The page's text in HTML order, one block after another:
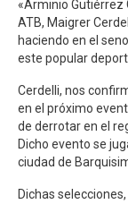
«Arminio Gutiérrez
ATB, Maigrer
haciendo en el
este popular
Cerdelli, nos
en el próximo
de derrotar en el
Dicho evento se
ciudad de
Dichas